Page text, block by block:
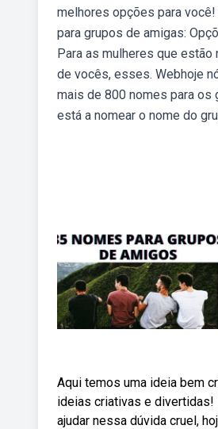
melhores opções para
para grupos de amigas:
Para as mulheres que estão
de vocês, esses. Webhoje
mais de 800 nomes para
está a nomear o nome do
Aqui temos uma ideia bem
ideias criativas e divertidas!
ajudar nessa dúvida cruel,